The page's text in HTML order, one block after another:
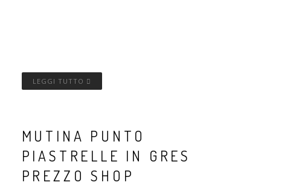
LEGGI TUTTO
MUTINA PUNTO
PIASTRELLE IN GRES
PREZZO SHOP